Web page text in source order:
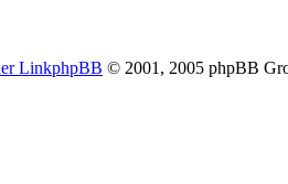
phpBB © 2001, 2005 phpBB